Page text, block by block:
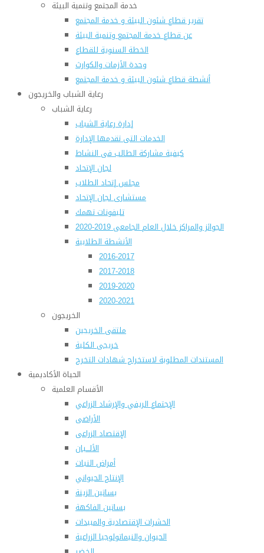
خدمة المجتمع وتنمية البيئة
تقرير قطاع شئون البيئة و خدمة المجتمع
عن قطاع خدمة المجتمع وتنمية البيئة
الخطة السنوية للقطاع
وحدة الأزمات والكوارث
أنشطة قطاع شئون البيئة و خدمة المجتمع
رعاية الشباب والخريجون
رعاية الشباب
إدارة رعاية الشباب
الخدمات التى تقدمها الإدارة
كيفية مشاركة الطالب فى النشاط
لجان الإتحاد
مجلس إتحاد الطلاب
مستشارى لجان الإتحاد
تليفونات تهمك
الجوائز والمراكز خلال العام الجامعى 2019-2020
الأنشطة الطلابية
2016-2017
2017-2018
2019-2020
2020-2021
الخريجون
ملتقى الخريجين
خريجى الكلية
المستندات المطلوبة لاستخراج شهادات التخرج
الحياة الأكاديمية
الأقسام العلمية
الإجتماع الريفي والإرشاد الزراعي
الأراضى
الإقتصاد الزراعى
الألـــبان
أمراض النبات
الإنتاج الحيواني
بساتين الزينة
بساتين الفاكهة
الحشرات الإقتصادية والمبيدات
الحيوان والنيماتولوجيا الزراعية